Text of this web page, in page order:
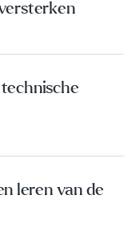
technische
leren van de